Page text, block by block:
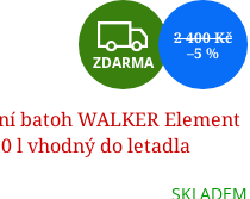
Z
D
A
R
ZDARMA
2 400 Kč
–5 %
batoh WALKER Element
l vhodný do letadla
SKLADEM